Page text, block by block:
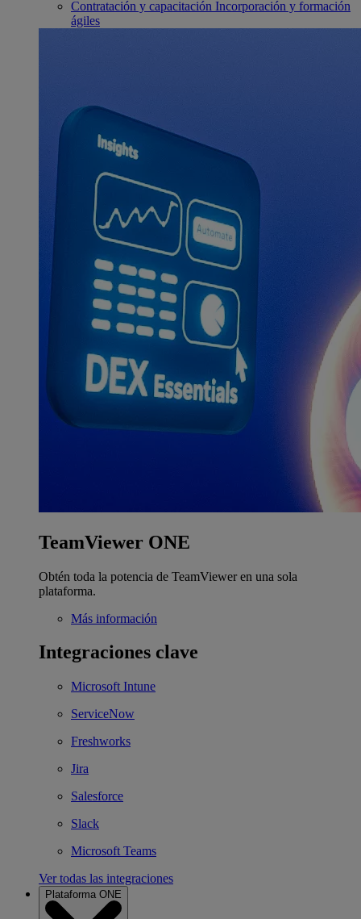
Contratación y capacitación Incorporación y formación
ágiles
TeamViewer ONE
Obtén toda la potencia de TeamViewer en una sola
plataforma.
Más información
Integraciones clave
Microsoft Intune
ServiceNow
Freshworks
Jira
Salesforce
Slack
Microsoft Teams
Ver todas las integraciones
Plataforma ONE